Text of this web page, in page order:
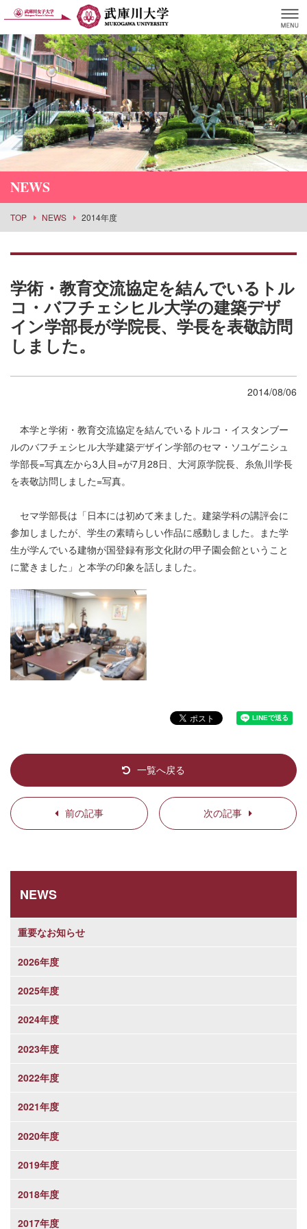
NEWS
TOP NEWS 2014年度
学術・教育交流協定を結んでいるトル
コ・バフチェシヒル大学の建築デザ
イン学部長が学院長、学長を表敬訪問
しました。
2014/08/06
本学と学術・教育交流協定を結んでいるトルコ・イスタンブー
ルのバフチェシヒル大学建築デザイン学部のセマ・ソユゲニシュ
学部長=写真左から3人目=が7月28日、大河原学院長、糸魚川学長
を表敬訪問しました=写真。
セマ学部長は「日本には初めて来ました。建築学科の講評会に
参加しましたが、学生の素晴らしい作品に感動しました。また学
生が学んでいる建物が国登録有形文化財の甲子園会館ということ
に驚きました」と本学の印象を話しました。
前の記事
一覧へ戻る
次の記事
NEWS
重要なお知らせ
2026年度
2025年度
2024年度
2023年度
2022年度
2021年度
2020年度
2019年度
2018年度
2017年度